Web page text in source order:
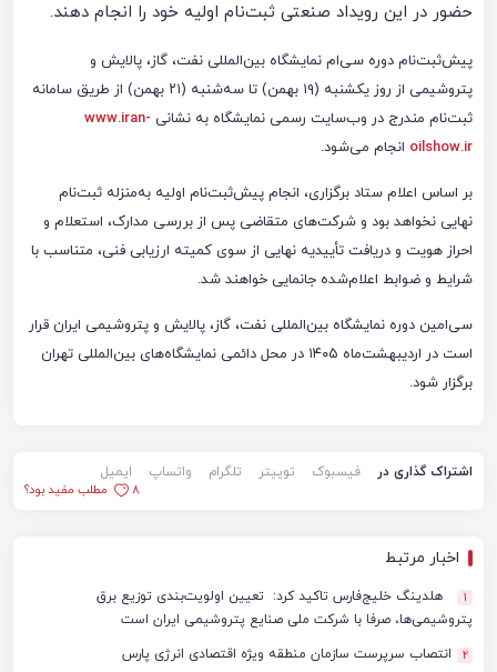
حضور در این رویداد صنعتی ثبت‌نام اولیه خود را انجام دهند.
پیش‌ثبت‌نام دوره سی‌ام نمایشگاه بین‌المللی نفت، گاز، پالایش و
پتروشیمی از روز یکشنبه (۱۹ بهمن) تا سه‌شنبه (۲۱ بهمن) از طریق سامانه
ثبت‌نام مندرج در وب‌سایت رسمی نمایشگاه به نشانی www.iran-
oilshow.ir انجام می‌شود.
بر اساس اعلام ستاد برگزاری، انجام پیش‌ثبت‌نام اولیه به‌منزله ثبت‌نام
نهایی نخواهد بود و شرکت‌های متقاضی پس از بررسی مدارک، استعلام و
احراز هویت و دریافت تأییدیه نهایی از سوی کمیته ارزیابی فنی، متناسب با
شرایط و ضوابط اعلام‌شده جانمایی خواهند شد.
سی‌امین دوره نمایشگاه بین‌المللی نفت، گاز، پالایش و پتروشیمی ایران قرار
است در اردیبهشت‌ماه ۱۴۰۵ در محل دائمی نمایشگاه‌های بین‌المللی تهران
برگزار شود.
اشتراک گذاری در فیسبوک توییتر تلگرام واتساپ
ایمیل
8
مطلب مفید بود؟
اخبار مرتبط
1
هلدینگ خلیج‌فارس تاکید کرد: تعیین اولویت‌بندی توزیع برق
پتروشیمی‌ها، صرفا با شرکت ملی صنایع پتروشیمی ایران است
2 انتصاب سرپرست سازمان منطقه ویژه اقتصادی انرژی پارس